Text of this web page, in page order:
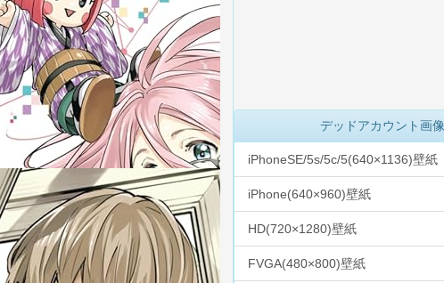
デッドアカウント画
iPhoneSE/5s/5c/5(640×1136)壁紙
iPhone(640×960)壁紙
HD(720×1280)壁紙
FVGA(480×800)壁紙